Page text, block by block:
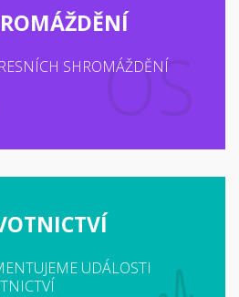
SHROMÁŽDĚNÍ
UDÁLOSTI